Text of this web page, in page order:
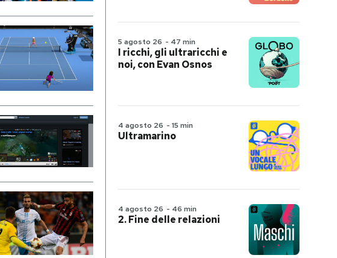
5 agosto 26 - 47 min
I ricchi, gli ultraricchi e
noi, con Evan Osnos
4 agosto 26 - 15 min
Ultramarino
4 agosto 26 - 46 min
2. Fine delle relazioni